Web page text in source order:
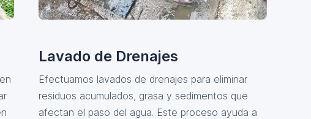
Lavado de Drenajes
Efectuamos lavados de drenajes para eliminar
residuos acumulados, grasa y sedimentos que
afectan el paso del agua. Este proceso ayuda a